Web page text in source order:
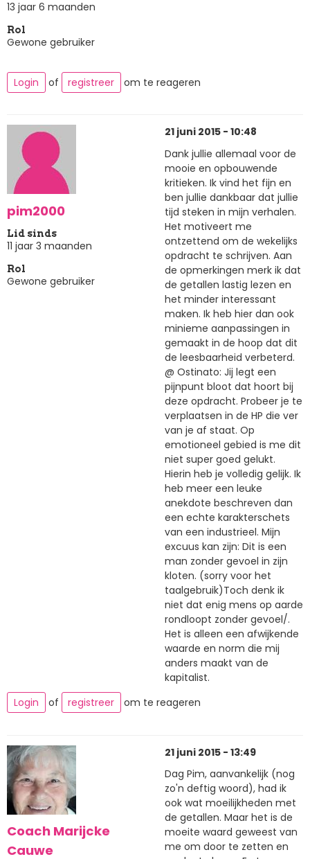
13 jaar 6 maanden
Rol
Gewone gebruiker
Login of registreer om te reageren
pim2000
Lid sinds
11 jaar 3 maanden
Rol
Gewone gebruiker
21 juni 2015 - 10:48
Dank jullie allemaal voor de
mooie en opbouwende
kritieken. Ik vind het fijn en
ben jullie dankbaar dat jullie
tijd steken in mijn verhalen.
Het motiveert me
ontzettend om de wekelijks
opdracht te schrijven. Aan
de opmerkingen merk ik dat
de getallen lastig lezen en
het minder interessant
maken. Ik heb hier dan ook
minieme aanpassingen in
gemaakt in de hoop dat dit
de leesbaarheid verbeterd.
@ Ostinato: Jij legt een
pijnpunt bloot dat hoort bij
deze opdracht. Probeer je te
verplaatsen in de HP die ver
van je af staat. Op
emotioneel gebied is me dit
niet super goed gelukt.
Hierin heb je volledig gelijk. Ik
heb meer een leuke
anekdote beschreven dan
een echte karakterschets
van een industrieel. Mijn
excuus kan zijn: Dit is een
man zonder gevoel in zijn
kloten. (sorry voor het
taalgebruik)Toch denk ik
niet dat enig mens op aarde
rondloopt zonder gevoel/.
Het is alleen een afwijkende
waarde en norm die mij
anders maakt van de
kapitalist.
Login
of registreer om te reageren
Coach Marijcke
Cauwe
21 juni 2015 - 13:49
Dag Pim, aanvankelijk (nog
zo'n deftig woord), had ik
ook wat moeilijkheden met
de getallen. Maar het is de
moeite waard geweest van
me om door te zetten en